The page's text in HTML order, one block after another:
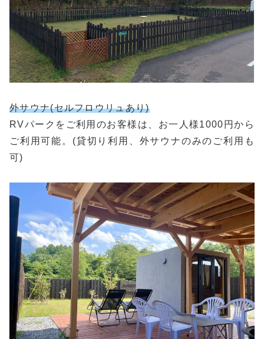
外サウナ(セルフロウリュあり)
RVパークをご利用のお客様は、お一人様1000円から
ご利用可能。(貸切り利用、外サウナのみのご利用も
可)